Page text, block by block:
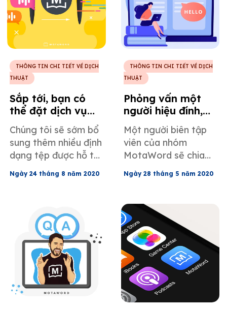
của mình cho phù
hợp với thị trường
mà họ muốn chinh
phục. Việc sử dụng
đi đôi với việc sử
dụng đúng ngôn ngữ.
Toàn cầu hóa và
quốc tế hóa là điều
bắt buộc đối với bất
kỳ chiến lược bản địa
hóa nào.
thuật số rộng lớn và
tìm hiểu một trong
những yếu tố quan
trọng nhất đằng sau
vực này: Bản địa hóa
nội dung.
THÔNG TIN CHI TIẾT VỀ DỊCH
THUẬT
Sắp tới, bạn có
thể đặt dịch vụ
phiên âm và dịch
thuật video tự
động từ
MotaWord!
Chúng tôi sẽ sớm bổ
sung thêm nhiều định
dạng tệp được hỗ trợ
vào danh sách của
mình.
Ngày 24 tháng 8 năm 2020
THÔNG TIN CHI TIẾT VỀ DỊCH
THUẬT
Phỏng vấn một
người hiệu đính,
với sự tham gia
của Andrea
Altare.
Một người biên tập
viên của nhóm
MotaWord sẽ chia
sẻ kinh nghiệm làm
việc với chúng tôi
dịch thuật tiên tiến
này.
Ngày 28 tháng 5 năm 2020